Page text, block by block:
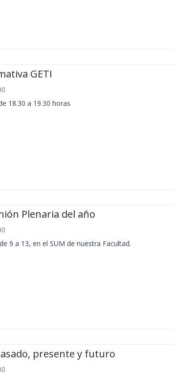
GETI
18.30 a 19.30 horas
Plenaria del año
9 a 13, en el SUM de nuestra Facultad.
presente y futuro